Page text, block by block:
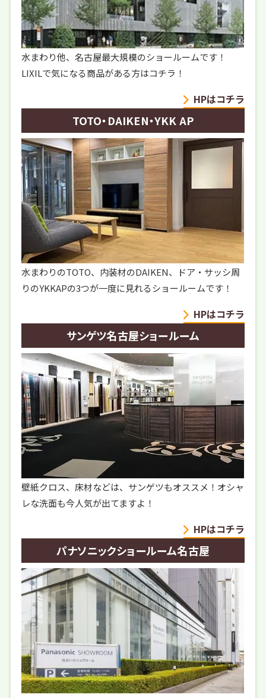
水まわり他、名古屋最大規模のショールームです！
LIXILで気になる商品がある方はコチラ！
HPはコチラ
TOTO・DAIKEN・YKK AP
水まわりのTOTO、内装材のDAIKEN、ドア・サッシ周
りのYKKAPの3つが一度に見れるショールームです！
HPはコチラ
サンゲツ名古屋ショールーム
壁紙クロス、床材などは、サンゲツもオススメ！オシャ
レな洗面も今人気が出てますよ！
HPはコチラ
パナソニックショールーム名古屋